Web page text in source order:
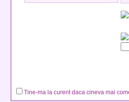
Tine-ma la curent daca cineva mai